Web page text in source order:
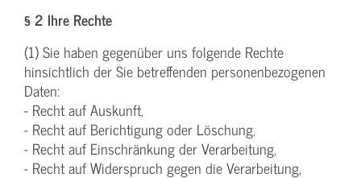
§ 2 Ihre Rechte
(1) Sie haben gegenüber uns folgende Rechte
hinsichtlich der Sie betreffenden personenbezogenen
Daten:
- Recht auf Auskunft,
- Recht auf Berichtigung oder Löschung,
- Recht auf Einschränkung der Verarbeitung,
- Recht auf Widerspruch gegen die Verarbeitung,